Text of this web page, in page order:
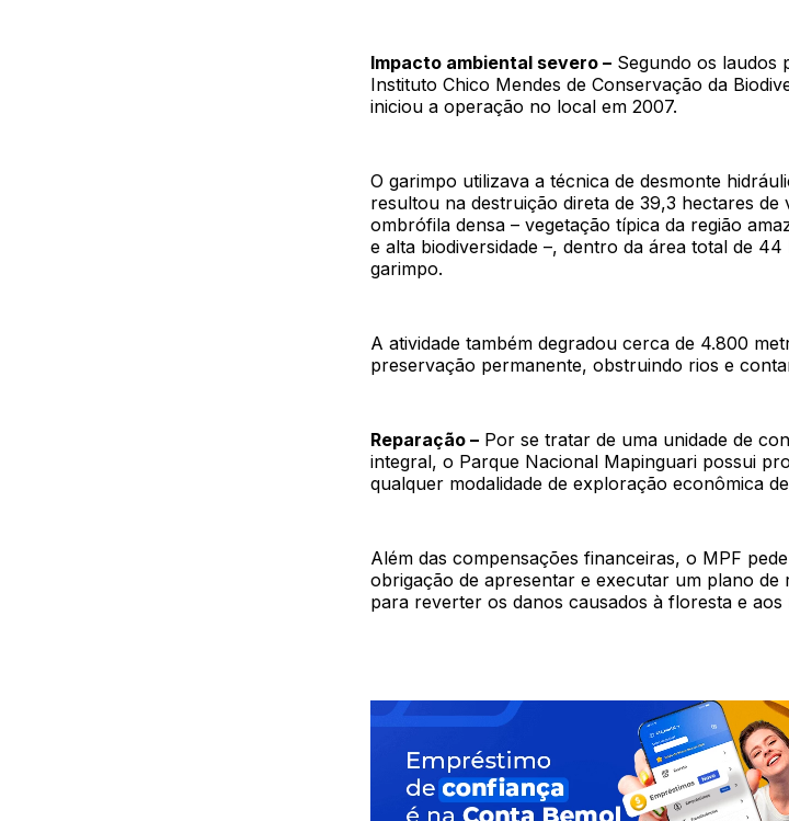
Impacto ambiental severo – Segundo os laudos
Instituto Chico Mendes de Conservação da
iniciou a operação no local em 2007.
O garimpo utilizava a técnica de desmonte
resultou na destruição direta de 39,3 hectares de
ombrófila densa – vegetação típica da região
e alta biodiversidade –, dentro da área total de
garimpo.
A atividade também degradou cerca de 4.800
preservação permanente, obstruindo rios e
Reparação – Por se tratar de uma unidade de
integral, o Parque Nacional Mapinguari possui
qualquer modalidade de exploração econômica
Além das compensações financeiras, o MPF
obrigação de apresentar e executar um plano de
para reverter os danos causados à floresta e aos